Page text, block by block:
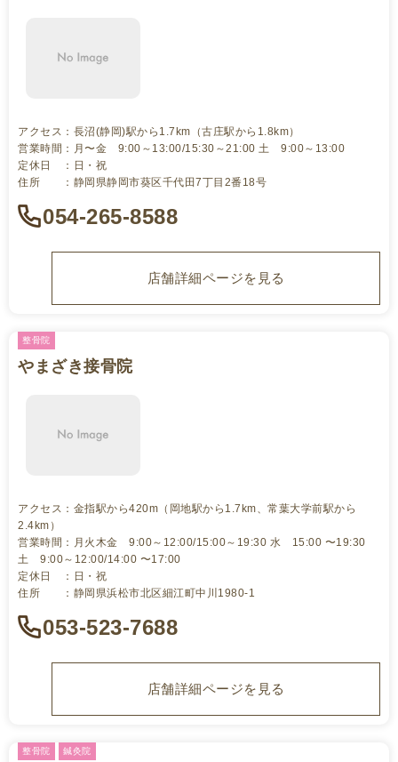
アクセス：長沼(静岡)駅から1.7km（古庄駅から1.8km）
営業時間：月〜金 9:00～13:00/15:30～21:00 土 9:00～13:00
定休日 ：日・祝
住所 ：静岡県静岡市葵区千代田7丁目2番18号
054-265-8588
店舗詳細ページを見る
やまざき接骨院
整骨院
アクセス：金指駅から420m（岡地駅から1.7km、常葉大学前駅から
2.4km）
営業時間：月火木金 9:00～12:00/15:00～19:30 水 15:00 〜19:30
土 9:00～12:00/14:00 〜17:00
定休日 ：日・祝
住所 ：静岡県浜松市北区細江町中川1980-1
053-523-7688
店舗詳細ページを見る
整骨院 鍼灸院